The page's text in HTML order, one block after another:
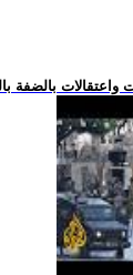
واعتقالات بالضفة